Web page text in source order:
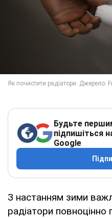
Будьте
підпишіться
Google
З настанням зими
радіатори